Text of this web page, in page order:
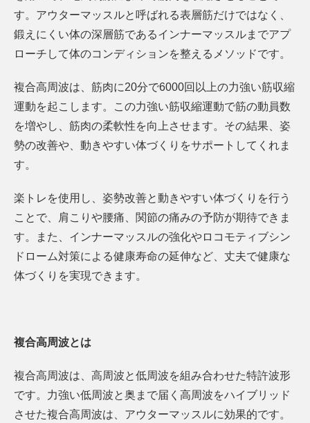
す。 アウターマッスルと呼ばれる表層筋だけではなく、
鍛えにくい体の深層筋であるインナーマッスルまでアプ
ローチして体のコンディションを整えるメソッドです。
複合高周波は、筋肉に20分で6000回以上の力強い筋収縮
運動を起こします。この力強い筋収縮運動で筋の動員数
を増やし、筋肉の柔軟性を向上させます。その結果、姿
勢の改善や、動きやすい体づくりをサポートしてくれま
す。
楽トレを使用し、姿勢改善と動きやすい体づくりを行う
ことで、肩こりや腰痛、関節の痛みの予防が期待できま
す。また、インナーマッスルの強化やロコモティブシン
ドローム対策による健康寿命の延伸など、丈夫で健康な
体づくりを実現できます。
複合高周波とは
複合高周波は、高周波と低周波を組み合わせた特許波形
です。力強い低周波と奥まで届く高周波をハイブリッド
させた複合高周波は、アウターマッスルに効果的です。